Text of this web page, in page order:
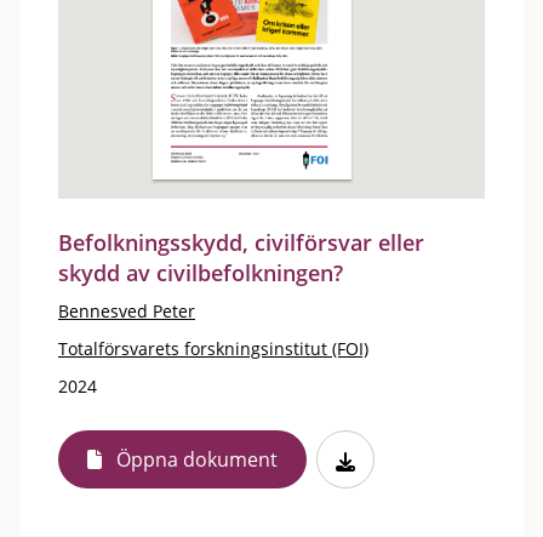
Befolkningsskydd, civilförsvar eller
skydd av civilbefolkningen?
Bennesved Peter
Totalförsvarets forskningsinstitut (FOI)
2024
Öppna dokument